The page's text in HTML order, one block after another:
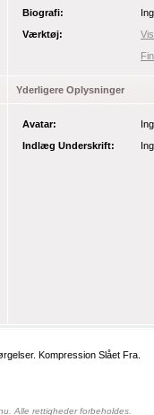
Biografi:
Værktøj:
Yderligere Oplysninger
Avatar:
Indlæg Underskrift:
Kompression Slået Fra.
Alle rettigheder forbeholdes.